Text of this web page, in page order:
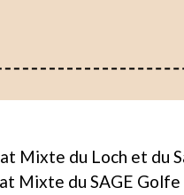
Mixte du Loch et du
Mixte du SAGE